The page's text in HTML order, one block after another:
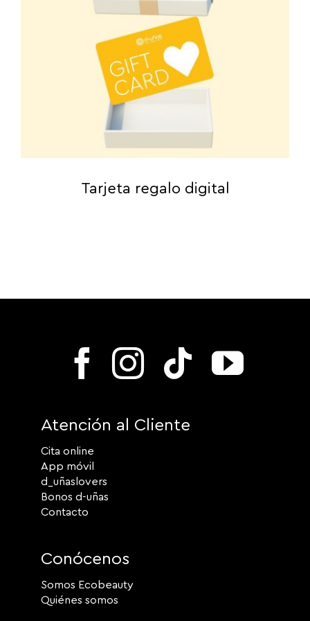
Tarjeta regalo digital
Atención al Cliente
Cita online
App móvil
d_uñaslovers
Bonos d-uñas
Contacto
Conócenos
Somos Ecobeauty
Quiénes somos